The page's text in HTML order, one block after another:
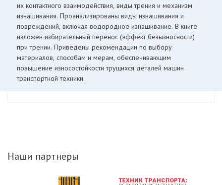
их контактного взаимодействия, виды трения и механизм
изнашивания. Проанализированы виды изнашивания и
повреждений, включая водородное изнашивание. В книге
изложен избирательный перенос (эффект безызносности)
при трении. Приведены рекомендации по выбору
материалов, способам и мерам, обеспечивающим
повышение износостойкости трущихся деталей машин
транспортной техники.
Наши партнеры